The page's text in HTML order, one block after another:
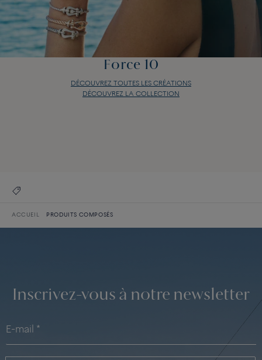
Force 10
DÉCOUVREZ TOUTES LES CRÉATIONS
DÉCOUVREZ LA COLLECTION
ACCUEIL PRODUITS COMPOSÉS
Inscrivez-vous à notre newsletter